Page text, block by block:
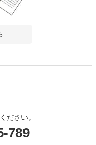
ださい。
789